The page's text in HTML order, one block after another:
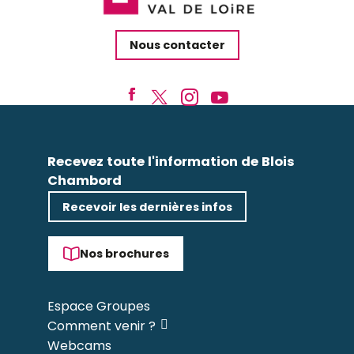
Nous contacter
Recevez toute l'information de Blois
Chambord
Recevoir les dernières infos
Nos brochures
Espace Groupes
Comment venir ?
Webcams